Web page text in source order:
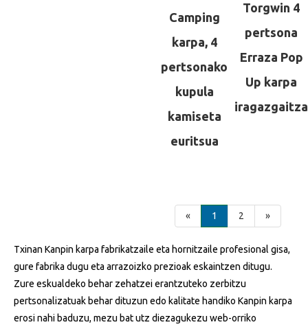
Camping
karpa, 4
pertsonako
kupula
kamiseta
euritsua
Torgwin 4
pertsona
Erraza Pop
Up karpa
iragazgaitza
« 1 2 »
Txinan Kanpin karpa fabrikatzaile eta hornitzaile profesional gisa,
gure fabrika dugu eta arrazoizko prezioak eskaintzen ditugu.
Zure eskualdeko behar zehatzei erantzuteko zerbitzu
pertsonalizatuak behar dituzun edo kalitate handiko Kanpin karpa
erosi nahi baduzu, mezu bat utz diezagukezu web-orriko